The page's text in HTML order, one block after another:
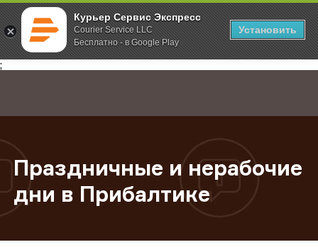
Курьер Сервис Экспресс
Courier Service LLC
Бесплатно - в Google Play
Установить
;
Главная О компании Новости Праздничные и нерабочие дни в
Праздничные и нерабочие
дни в Прибалтике